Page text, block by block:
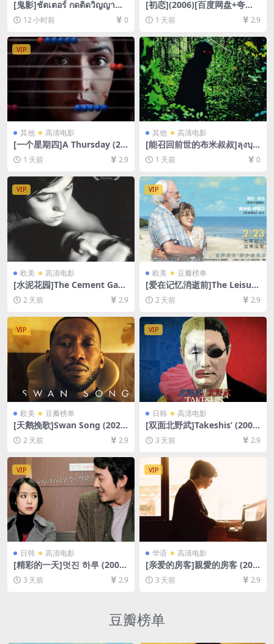
[鬼影]ชัตเตอร์ กดติดวิญญาณ
(2004)[百度网盘+夸克网盘21
60P超清未删减资源][网盘在
封中字]
12 小时前 0
[初恋](2006)[百度网盘+夸克
网盘1080P超清未删减资源]
[网盘在线播放/下载][MP4/7.
1 天前 2.9
VIP
其他 高清电影
[一个星期四]A Thursday (20
22)[百度网盘+夸克网盘1080P
超清未删减资源][网盘在线播
放/下载][MP4/8.8GB][中文字
幕]
1 天前 2.9
其他 高清电影
[能召回前世的布米叔叔]ลุงบุญ
มีระลึกชาติ (2010)[百度网盘
+夸克网盘1080P超清未删减
资源][网盘在线播放/下载][MP
4/7.2GB][中文字幕]
1 天前 0
VIP
欧美 高清电影
[水泥花园]The Cement Gard
en (1993)[百度网盘+夸克网盘
1080P超清未删减资源][网盘
在线播放/下载][MP4/6.9GB]
[中文字幕]
2 天前 2.9
VIP
欧美 豆瓣榜单
[爱在记忆消逝前]The Leisure
Seeker (2017)[百度网盘+夸
克网盘1080P超清未删减资源]
[网盘在线播放/下载][MP4/7.
7GB][中英字幕]
2 天前 2.9
VIP
欧美 豆瓣榜单
[天鹅挽歌]Swan Song (2021)
[百度网盘+夸克网盘1080P超
清未删减资源][网盘在线播放/
2 天前 2.9
VIP
日韩 高清电影
[双面北野武]Takeshis’ (2005)
[百度网盘+夸克网盘1080P超
清未删减资源][网盘在线播放/
3 天前 2.9
VIP
日韩 高清电影
[精彩的一天]멋진 하루 (2008)
[百度网盘+夸克网盘1080P超
清未删减资源][网盘在线播放/
3 天前 2.9
VIP
华语 高清电影
[亲爱的房客]親愛的房客 (202
0)[百度网盘+夸克网盘1080P
超清未删减资源][网盘在线播
3 天前 2.9
豆瓣榜单